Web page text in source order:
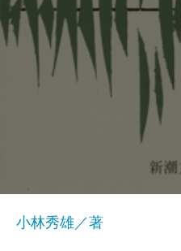
小林秀雄／著